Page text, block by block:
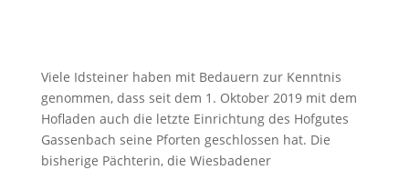
Viele Idsteiner haben mit Bedauern zur Kenntnis
genommen, dass seit dem 1. Oktober 2019 mit dem
Hofladen auch die letzte Einrichtung des Hofgutes
Gassenbach seine Pforten geschlossen hat. Die
bisherige Pächterin, die Wiesbadener